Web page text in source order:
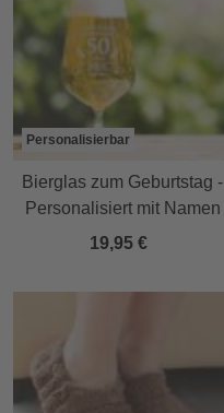
Personalisierbar
Bierglas zum Geburtstag -
Personalisiert mit Namen
19,95 €